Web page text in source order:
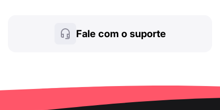
Fale com o suporte